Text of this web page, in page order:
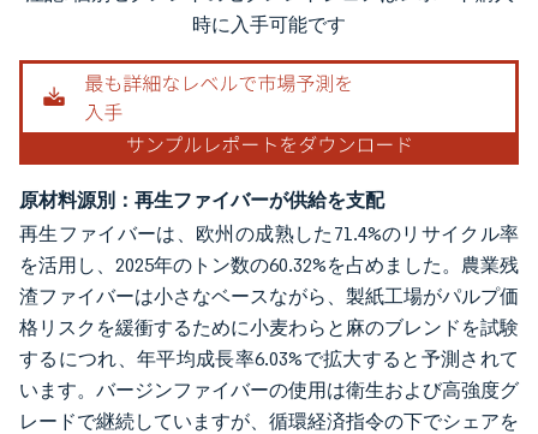
時に入手可能です
原材料源別：再生ファイバーが供給を支配
再生ファイバーは、欧州の成熟した71.4%のリサイクル率
を活用し、2025年のトン数の60.32%を占めました。農業残
渣ファイバーは小さなベースながら、製紙工場がパルプ価
格リスクを緩衝するために小麦わらと麻のブレンドを試験
するにつれ、年平均成長率6.03%で拡大すると予測されて
います。バージンファイバーの使用は衛生および高強度グ
レードで継続していますが、循環経済指令の下でシェアを